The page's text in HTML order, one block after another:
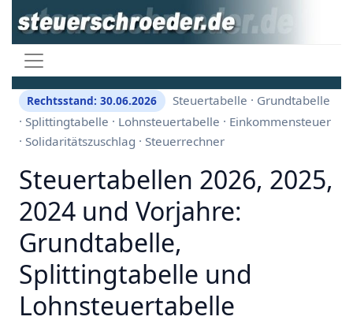
Rechtsstand: 30.06.2026
Steuertabelle · Grundtabelle
· Splittingtabelle · Lohnsteuertabelle · Einkommensteuer
· Solidaritätszuschlag · Steuerrechner
Steuertabellen 2026, 2025,
2024 und Vorjahre:
Grundtabelle,
Splittingtabelle und
Lohnsteuertabelle